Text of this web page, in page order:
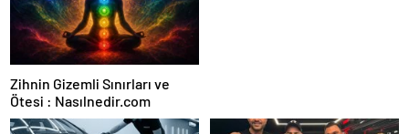
Zihnin Gizemli Sınırları ve
Ötesi : Nasılnedir.com